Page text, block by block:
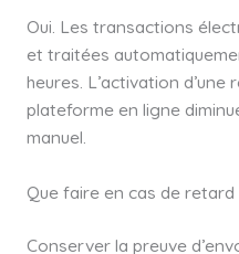
Oui. Les transactions
et traitées
heures. L’activation
plateforme en ligne
manuel.
Que faire en cas de
Conserver la preuve